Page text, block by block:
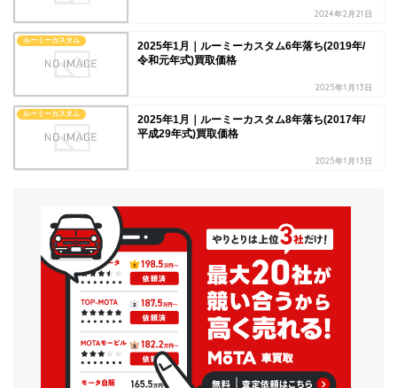
2024年2月21日
ルーミーカスタム
2025年1月｜ルーミーカスタム6年落ち(2019年/
令和元年式)買取価格
2025年1月13日
ルーミーカスタム
2025年1月｜ルーミーカスタム8年落ち(2017年/
平成29年式)買取価格
2025年1月13日